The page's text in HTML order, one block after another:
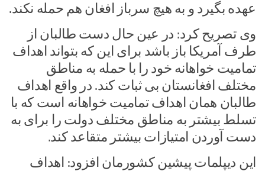
عهده بگیرد و به هیچ سرباز افغان هم حمله نکند.
وی تصریح کرد: در عین حال دست طالبان از
طرف آمریکا باز باشد برای این که بتواند اهداف
تمامیت خواهانه خود را با حمله به مناطق
مختلف افغانستان بی ثبات کند. در واقع اهداف
طالبان همان اهداف تمامیت خواهانه است که با
تسلط بیشتر به مناطق مختلف دولت را برای به
دست آوردن امتیازات بیشتر متقاعد کند.
این دیپلمات پیشین کشورمان افزود: اهداف